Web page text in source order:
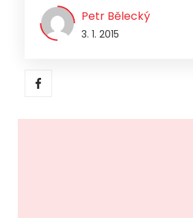
Petr Bělecký
3. 1. 2015